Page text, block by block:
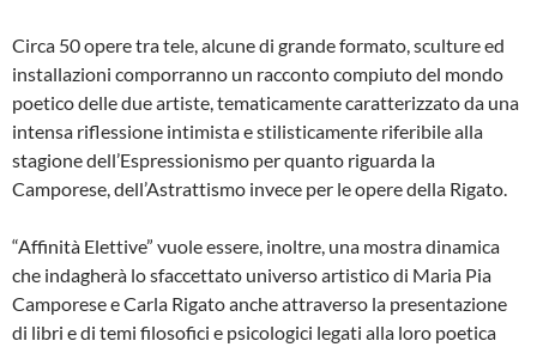
Circa 50 opere tra tele, alcune di grande formato, sculture ed
installazioni comporranno un racconto compiuto del mondo
poetico delle due artiste, tematicamente caratterizzato da una
intensa riflessione intimista e stilisticamente riferibile alla
stagione dell’Espressionismo per quanto riguarda la
Camporese, dell’Astrattismo invece per le opere della Rigato.
“Affinità Elettive” vuole essere, inoltre, una mostra dinamica
che indagherà lo sfaccettato universo artistico di Maria Pia
Camporese e Carla Rigato anche attraverso la presentazione
di libri e di temi filosofici e psicologici legati alla loro poetica